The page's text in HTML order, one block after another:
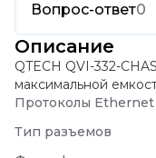
Вопрос-ответ0
Описание
QTECH QVI-332-
максимальной
Протоколы Ethernet
Тип разъемов